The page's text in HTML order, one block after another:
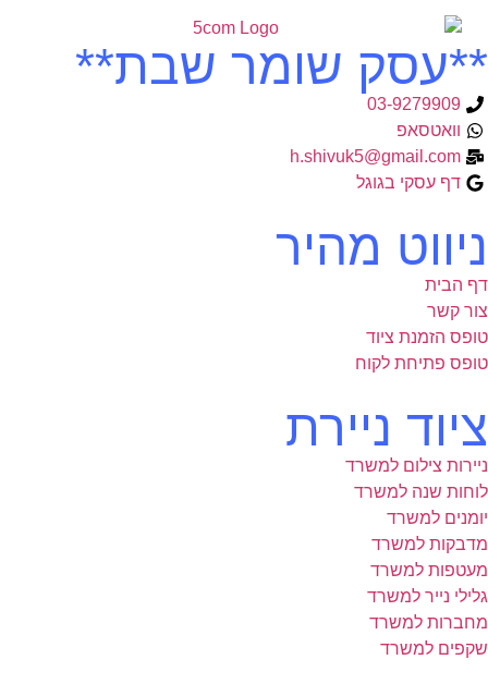
**עסק שומר שבת**
03-9279909
וואטסאפ
h.shivuk5@gmail.com
דף עסקי בגוגל
ניווט מהיר
דף הבית
צור קשר
טופס הזמנת ציוד
טופס פתיחת לקוח
ציוד ניירת
ניירות צילום למשרד
לוחות שנה למשרד
יומנים למשרד
מדבקות למשרד
מעטפות למשרד
גלילי נייר למשרד
מחברות למשרד
שקפים למשרד